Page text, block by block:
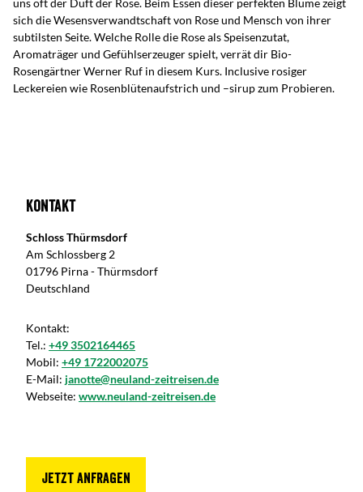
uns oft der Duft der Rose. Beim Essen dieser perfekten Blume zeigt
sich die Wesensverwandtschaft von Rose und Mensch von ihrer
subtilsten Seite. Welche Rolle die Rose als Speisenzutat,
Aromaträger und Gefühlserzeuger spielt, verrät dir Bio-
Rosengärtner Werner Ruf in diesem Kurs. Inclusive rosiger
Leckereien wie Rosenblütenaufstrich und –sirup zum Probieren.
Kontakt
Schloss Thürmsdorf
Am Schlossberg 2
01796 Pirna - Thürmsdorf
Deutschland
Kontakt:
Tel.: +49 3502164465
Mobil: +49 1722002075
E-Mail: janotte@neuland-zeitreisen.de
Webseite: www.neuland-zeitreisen.de
Jetzt anfragen